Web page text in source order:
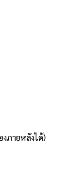
ภายหลังได้)